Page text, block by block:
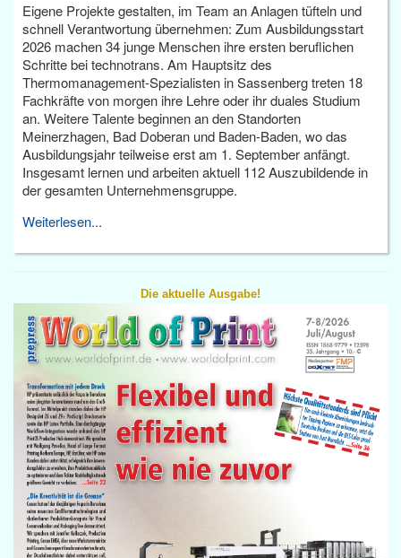
Eigene Projekte gestalten, im Team an Anlagen tüfteln und
schnell Verantwortung übernehmen: Zum Ausbildungsstart
2026 machen 34 junge Menschen ihre ersten beruflichen
Schritte bei technotrans. Am Hauptsitz des
Thermomanagement-Spezialisten in Sassenberg treten 18
Fachkräfte von morgen ihre Lehre oder ihr duales Studium
an. Weitere Talente beginnen an den Standorten
Meinerzhagen, Bad Doberan und Baden-Baden, wo das
Ausbildungsjahr teilweise erst am 1. September anfängt.
Insgesamt lernen und arbeiten aktuell 112 Auszubildende in
der gesamten Unternehmensgruppe.
Weiterlesen...
Die aktuelle Ausgabe!